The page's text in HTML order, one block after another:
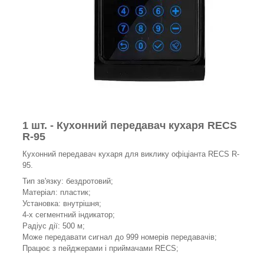
1 шт. - Кухонний передавач кухаря RECS
R-95
Кухонний передавач кухаря для виклику офіціанта RECS R-
95.
Тип зв'язку: бездротовий;
Матеріал: пластик;
Установка: внутрішня;
4-х сегментний індикатор;
Радіус дії: 500 м;
Може передавати сигнал до 999 номерів передавачів;
Працює з пейджерами і приймачами RECS;